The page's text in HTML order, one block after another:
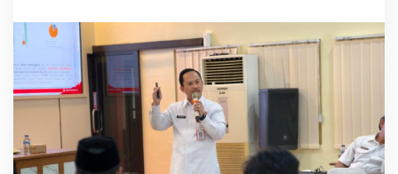
n
A
l
a
n
s